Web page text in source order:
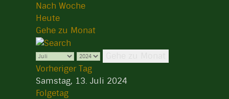
Nach Woche
Heute
Gehe zu Monat
Vorheriger Tag
Samstag, 13. Juli 2024
Folgetag